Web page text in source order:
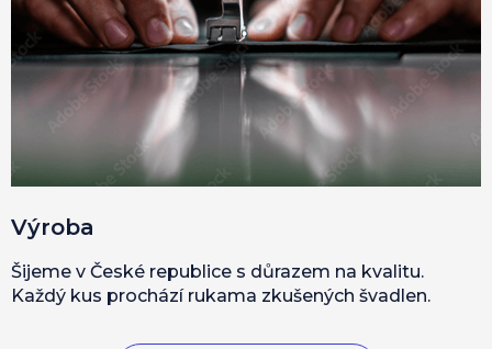
Výroba
Šijeme v České republice s důrazem na kvalitu.
Každý kus prochází rukama zkušených švadlen.